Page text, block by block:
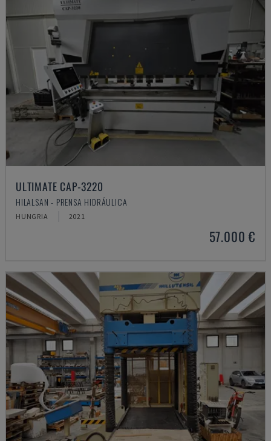
ULTIMATE CAP-3220
HILALSAN - PRENSA HIDRÁULICA
HUNGRIA 2021
57.000 €